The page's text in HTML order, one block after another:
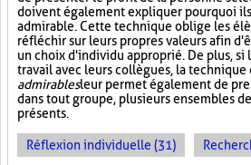
doivent également expliquer pourquoi
admirable. Cette technique oblige les
réfléchir sur leurs propres valeurs afin
un choix d'individu approprié. De plus, si
travail avec leurs collègues, la technique
admirablesleur permet également de
dans tout groupe, plusieurs ensembles
présents.
Réflexion individuelle (31)